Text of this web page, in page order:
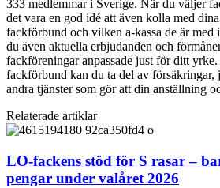
333 medlemmar i Sverige. När du väljer
det vara en god idé att även kolla med
fackförbund och vilken a-kassa de är med
du även aktuella erbjudanden och
fackföreningar anpassade just för ditt
fackförbund kan du ta del av
andra tjänster som gör att din anställning
Relaterade artiklar
LO-fackens stöd för S rasar –
pengar under valåret 2026